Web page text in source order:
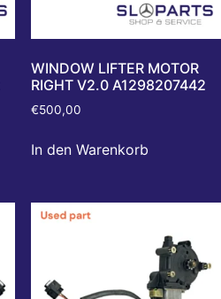
WINDOW LIFTER MOTOR
RIGHT V2.0 A1298207442
€500,00
In den Warenkorb